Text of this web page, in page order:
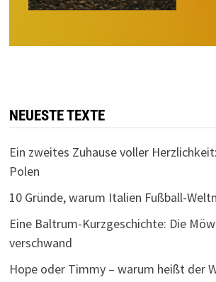
NEUESTE TEXTE
Ein zweites Zuhause voller
Polen
10 Gründe, warum Italien Fußball-
Eine Baltrum-Kurzgeschichte: Die
verschwand
Hope oder Timmy – warum heißt der